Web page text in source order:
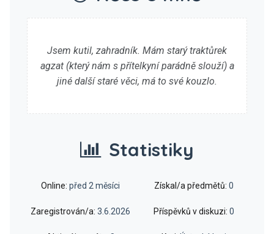
Jsem kutil, zahradník. Mám starý traktůrek
agzat (který nám s přítelkyní parádně slouží) a
jiné další staré věci, má to své kouzlo.
Statistiky
Online: před 2 měsíci
Zaregistrován/a: 3.6.2026
Získal/a předmětů: 0
Příspěvků v diskuzi: 0